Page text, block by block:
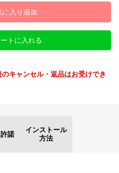
に入り追加
トに入れる
のキャンセル・返品はお受けでき
諾
インストール
方法